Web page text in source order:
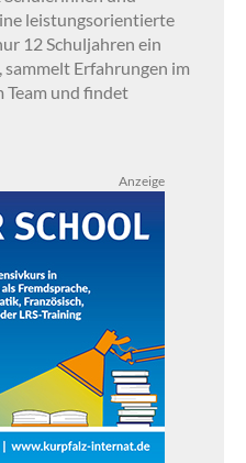
leistungsorientierte
12 Schuljahren ein
Erfahrungen im
Team und findet
Anzeige